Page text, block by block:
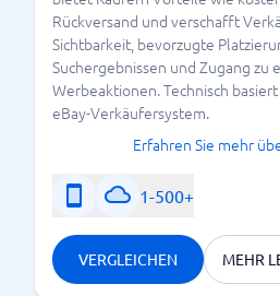
Rückversand und verschafft
Sichtbarkeit, bevorzugte
Suchergebnissen und Zugang zu
Werbeaktionen. Technisch
eBay-Verkäufersystem.
Erfahren Sie mehr
1-500+
VERGLEICHEN MEHR